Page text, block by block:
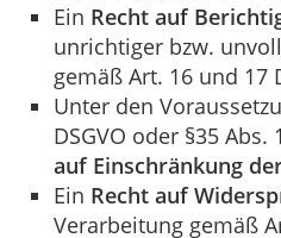
Ein Recht auf
unrichtiger bzw.
gemäß Art. 16 und 17
Unter den
DSGVO oder §35 Abs.
auf Einschränkung
Ein Recht auf
Verarbeitung gemäß